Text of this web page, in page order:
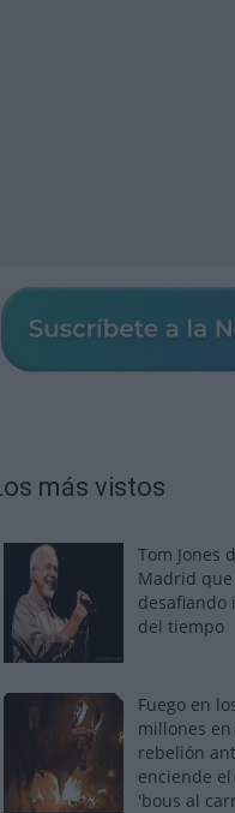
más vistos
Tom Jones
Madrid que
desafiando
del tiempo
Fuego en
millones
rebelión
enciende
'bous al